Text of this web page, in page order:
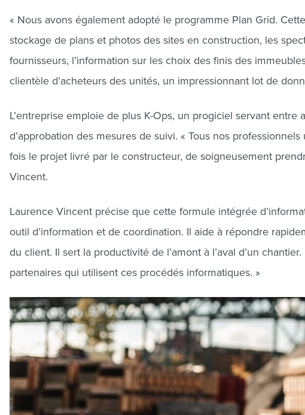
« Nous avons également adopté le programme Plan Grid.
stockage de plans et photos des sites en construction, les
fournisseurs, l’information sur les choix des finis des
clientèle d’acheteurs des unités, un impressionnant lot de
L’entreprise emploie de plus K-Ops, un progiciel servant
d’approbation des mesures de suivi. « Tous nos
fois le projet livré par le constructeur, de soigneusement
Vincent.
Laurence Vincent précise que cette formule intégrée
outil d’information et de coordination. Il aide à répondre
du client. Il sert la productivité de l’amont à l’aval d’un
partenaires qui utilisent ces procédés informatiques. »